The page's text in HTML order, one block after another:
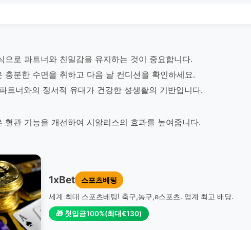
으로 파트너와 친밀감을 유지하는 것이 중요합니다.
충분한 수면을 취하고 다음 날 컨디션을 확인하세요.
트너와의 정서적 유대가 건강한 성생활의 기반입니다.
혈관 기능을 개선하여 시알리스의 효과를 높여줍니다.
1xBet
스포츠베팅
세계 최대 스포츠베팅! 축구,농구,e스포츠. 업계 최고 배당.
🎁 첫입금100%(최대€130)